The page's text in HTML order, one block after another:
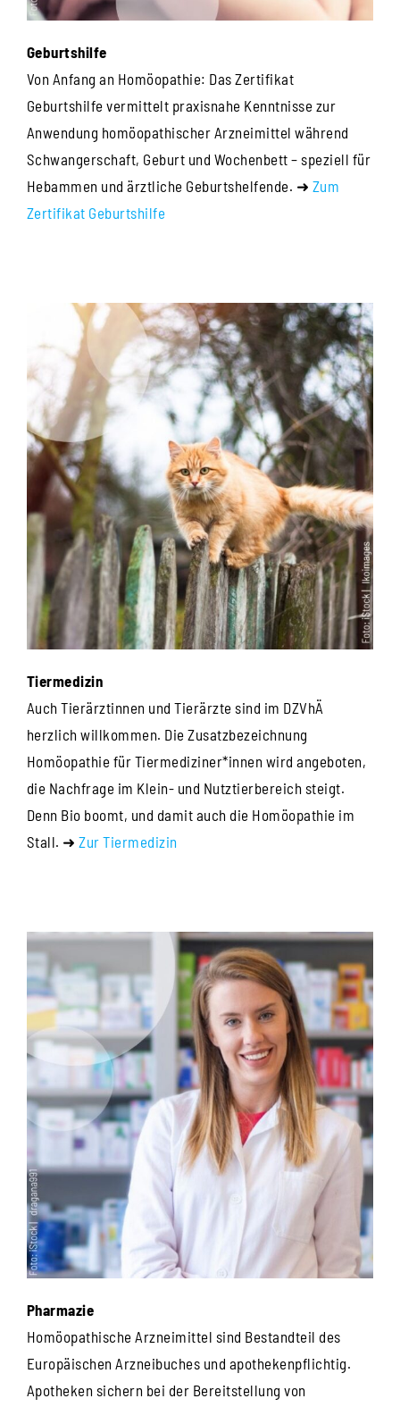
Geburtshilfe
Von Anfang an Homöopathie: Das Zertifikat
Geburtshilfe vermittelt praxisnahe Kenntnisse zur
Anwendung homöopathischer Arzneimittel während
Schwangerschaft, Geburt und Wochenbett – speziell für
Hebammen und ärztliche Geburtshelfende. ➜ Zum
Zertifikat Geburtshilfe
Tiermedizin
Auch Tierärztinnen und Tierärzte sind im DZVhÄ
herzlich willkommen. Die Zusatzbezeichnung
Homöopathie für Tiermediziner*innen wird angeboten,
die Nachfrage im Klein- und Nutztierbereich steigt.
Denn Bio boomt, und damit auch die Homöopathie im
Stall. ➜Zur Tiermedizin
Pharmazie
Homöopathische Arzneimittel sind Bestandteil des
Europäischen Arzneibuches und apothekenpflichtig.
Apotheken sichern bei der Bereitstellung von